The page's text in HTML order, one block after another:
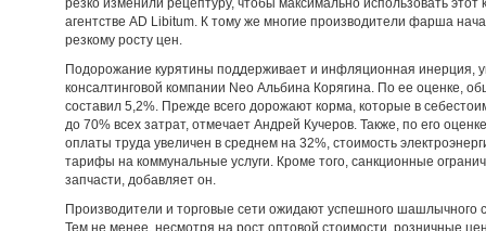
резко изменили рецептуру, чтобы максимально использовать этот
агентстве AD Libitum. К тому же многие производители фарша
резкому росту цен.
Подорожание курятины поддерживает и инфляционная инерция,
консалтинговой компании Neo Альбина Корягина. По ее оценке,
составил 5,2%. Прежде всего дорожают корма, которые в
до 70% всех затрат, отмечает Андрей Кучеров. Также, по его
оплаты труда увеличен в среднем на 32%, стоимость
тарифы на коммунальные услуги. Кроме того, санкционные
запчасти, добавляет он.
Производители и торговые сети ожидают успешного шашлычного
Тем не менее, несмотря на рост оптовой стоимости, розничные